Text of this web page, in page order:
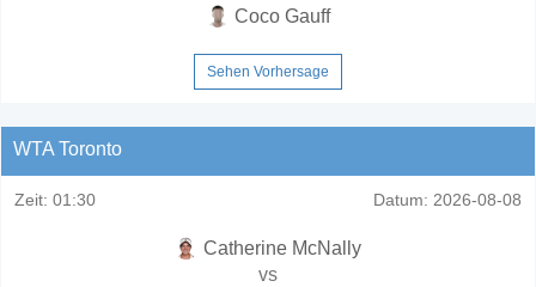
Coco Gauff
Sehen Vorhersage
WTA Toronto
Zeit: 01:30 Datum: 2026-08-08
Catherine McNally
vs